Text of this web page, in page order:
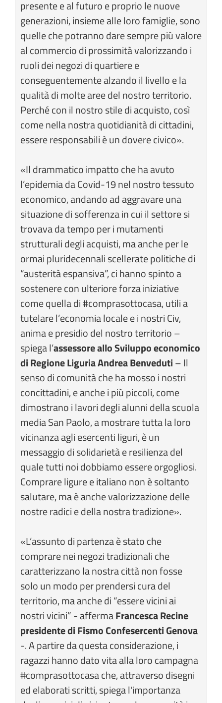
presente e al futuro e proprio le nuove
generazioni, insieme alle loro famiglie, sono
quelle che potranno dare sempre più valore
al commercio di prossimità valorizzando i
ruoli dei negozi di quartiere e
conseguentemente alzando il livello e la
qualità di molte aree del nostro territorio.
Perché con il nostro stile di acquisto, così
come nella nostra quotidianità di cittadini,
essere responsabili è un dovere civico».
«Il drammatico impatto che ha avuto
l’epidemia da Covid-19 nel nostro tessuto
economico, andando ad aggravare una
situazione di sofferenza in cui il settore si
trovava da tempo per i mutamenti
strutturali degli acquisti, ma anche per le
ormai pluridecennali scellerate politiche di
“austerità espansiva”, ci hanno spinto a
sostenere con ulteriore forza iniziative
come quella di #comprasottocasa, utili a
tutelare l’economia locale e i nostri Civ,
anima e presidio del nostro territorio –
spiega l’assessore allo Sviluppo economico
di Regione Liguria Andrea Benveduti– Il
senso di comunità che ha mosso i nostri
concittadini, e anche i più piccoli, come
dimostrano i lavori degli alunni della scuola
media San Paolo, a mostrare tutta la loro
vicinanza agli esercenti liguri, è un
messaggio di solidarietà e resilienza del
quale tutti noi dobbiamo essere orgogliosi.
Comprare ligure e italiano non è soltanto
salutare, ma è anche valorizzazione delle
nostre radici e della nostra tradizione».
«L’assunto di partenza è stato che
comprare nei negozi tradizionali che
caratterizzano la nostra città non fosse
solo un modo per prendersi cura del
territorio, ma anche di “essere vicini ai
nostri vicini” - affermaFrancesca Recine
presidente di Fismo Confesercenti Genova
-. A partire da questa considerazione, i
ragazzi hanno dato vita alla loro campagna
#comprasottocasa che, attraverso disegni
ed elaborati scritti, spiega l'importanza